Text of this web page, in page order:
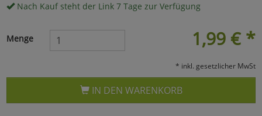
Nach Kauf steht der Link 7 Tage zur Verfügung
1,99 € *
Menge
* inkl. gesetzlicher MwSt
IN DEN WARENKORB
Einstellungen speichern
zu Haupptseite